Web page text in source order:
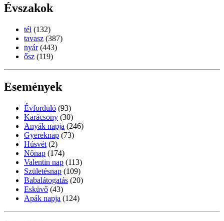
Évszakok
tél (132)
tavasz (387)
nyár (443)
ősz (119)
Események
Évforduló (93)
Karácsony (30)
Anyák napja (246)
Gyereknap (73)
Húsvét (2)
Nőnap (174)
Valentin nap (113)
Születésnap (109)
Babalátogatás (20)
Esküvő (43)
Apák napja (124)